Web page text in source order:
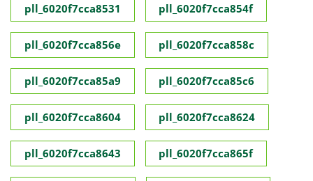
pll_6020f7cca8531 pll_6020f7cca854f
pll_6020f7cca856e pll_6020f7cca858c
pll_6020f7cca85a9 pll_6020f7cca85c6
pll_6020f7cca8604 pll_6020f7cca8624
pll_6020f7cca8643 pll_6020f7cca865f